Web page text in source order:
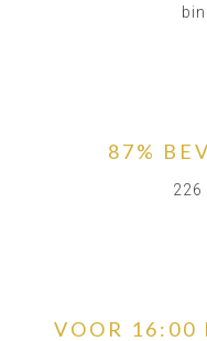
87%
226
VOOR 16:00